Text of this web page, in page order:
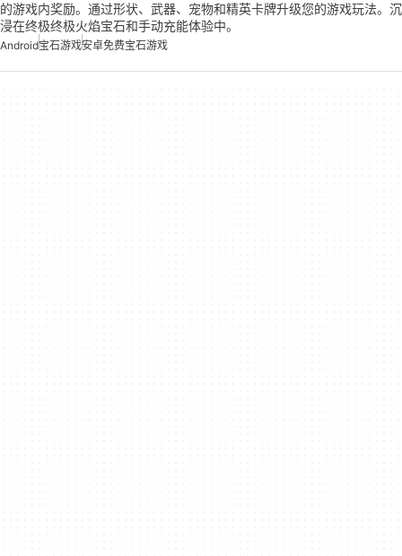
的游戏内奖励。通过形状、武器、宠物和精英卡牌升级您的游戏玩法。沉
浸在终极终极火焰宝石和手动充能体验中。
Android宝石游戏安卓免费宝石游戏